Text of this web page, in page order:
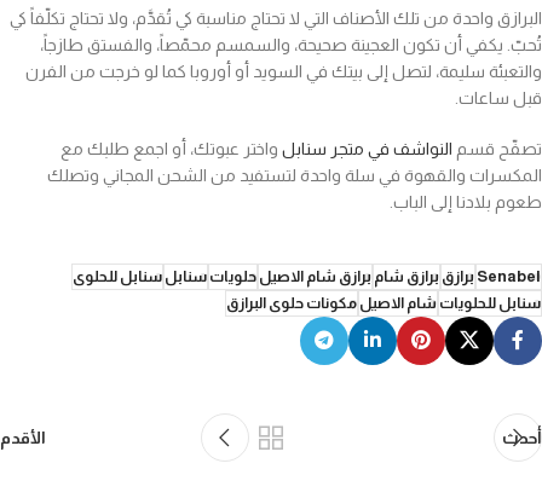
البرازق واحدة من تلك الأصناف التي لا تحتاج مناسبة كي تُقدَّم، ولا تحتاج تكلّفاً كي
تُحبّ. يكفي أن تكون العجينة صحيحة، والسمسم محمّصاً، والفستق طازجاً،
والتعبئة سليمة، لتصل إلى بيتك في السويد أو أوروبا كما لو خرجت من الفرن
قبل ساعات.
تصفّح قسم النواشف في متجر سنابل واختر عبوتك، أو اجمع طلبك مع
المكسرات والقهوة في سلة واحدة لتستفيد من الشحن المجاني وتصلك
طعوم بلادنا إلى الباب.
Senabel برازق برازق شام برازق شام الاصيل حلويات سنابل سنابل للحلوى
سنابل للحلويات شام الاصيل مكونات حلوى البرازق
أحدث الأقدم